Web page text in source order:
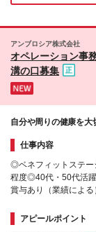
アンブロシア株式会社
オペレーション事
溝の口募集
自分や周りの健康を大
仕事内容
◎ベネフィットステ
程度◎40代・50代活
賞与あり（業績によ
ー完備
アピールポイント